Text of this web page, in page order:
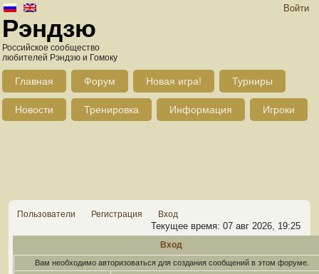
Войти
Рэндзю
Российское сообщество
любителей Рэндзю и Гомоку
Главная Форум Новая игра! Турниры
Новости Тренировка Информация Игроки
Пользователи Регистрация Вход
Текущее время: 07 авг 2026, 19:25
Вход
Вам необходимо авторизоваться для создания сообщений в этом форуме.